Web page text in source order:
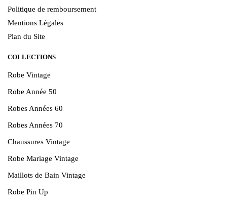
Politique de remboursement
Mentions Légales
Plan du Site
COLLECTIONS
Robe Vintage
Robe Année 50
Robes Années 60
Robes Années 70
Chaussures Vintage
Robe Mariage Vintage
Maillots de Bain Vintage
Robe Pin Up